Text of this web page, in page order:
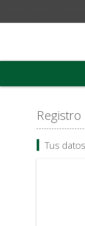
Registro
Tus